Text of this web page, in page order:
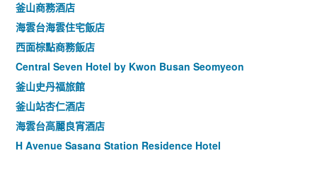
釜山商務酒店
海雲台海雲住宅飯店
西面棕點商務飯店
Central Seven Hotel by Kwon Busan Seomyeon
釜山史丹福旅館
釜山站杏仁酒店
海雲台高麗良宵酒店
H Avenue Sasang Station Residence Hotel